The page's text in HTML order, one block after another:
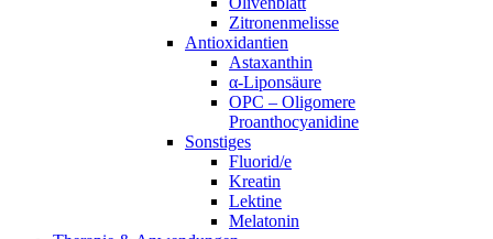
Zitronenmelisse
Antioxidantien
Astaxanthin
α-Liponsäure
OPC – Oligomere
Proanthocyanidine
Sonstiges
Fluorid/e
Kreatin
Lektine
Melatonin